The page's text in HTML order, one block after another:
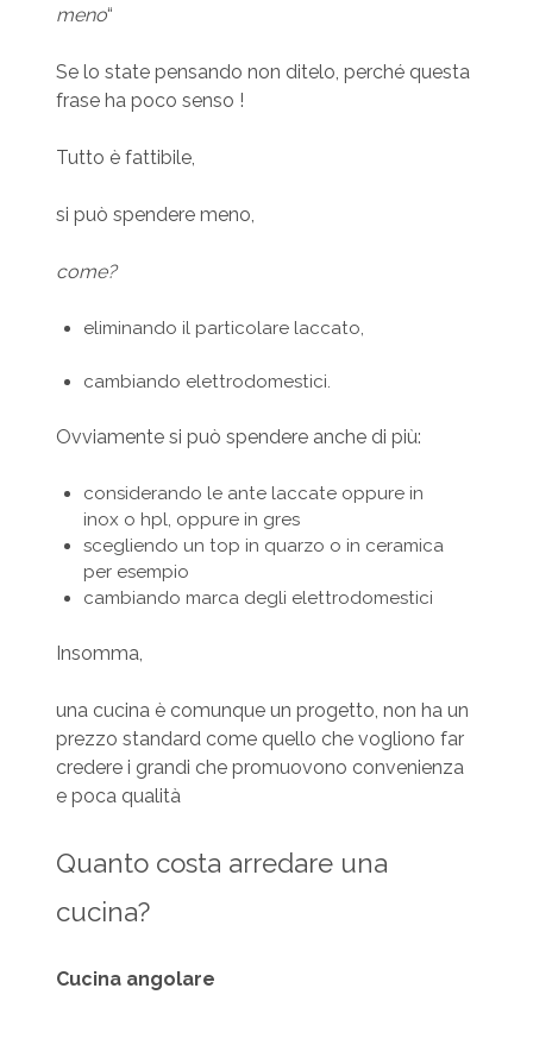
meno“
Se lo state pensando non ditelo, perché questa
frase ha poco senso !
Tutto è fattibile,
si può spendere meno,
come?
eliminando il particolare laccato,
cambiando elettrodomestici.
Ovviamente si può spendere anche di più:
considerando le ante laccate oppure in
inox o hpl, oppure in gres
scegliendo un top in quarzo o in ceramica
per esempio
cambiando marca degli elettrodomestici
Insomma,
una cucina è comunque un progetto, non ha un
prezzo standard come quello che vogliono far
credere i grandi che promuovono convenienza
e poca qualità
Quanto costa arredare una
cucina?
Cucina angolare